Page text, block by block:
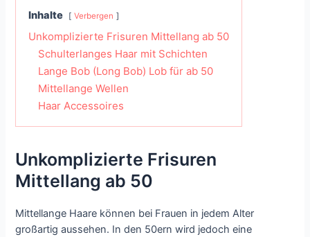
Inhalte Verbergen
Unkomplizierte Frisuren Mittellang ab 50
Schulterlanges Haar mit Schichten
Lange Bob (Long Bob) Lob für ab 50
Mittellange Wellen
Haar Accessoires
Unkomplizierte Frisuren
Mittellang ab 50
Mittellange Haare können bei Frauen in jedem Alter
großartig aussehen. In den 50ern wird jedoch eine